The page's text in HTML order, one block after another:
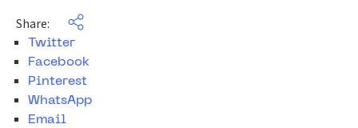
Share:
Twitter
Facebook
Pinterest
WhatsApp
Email